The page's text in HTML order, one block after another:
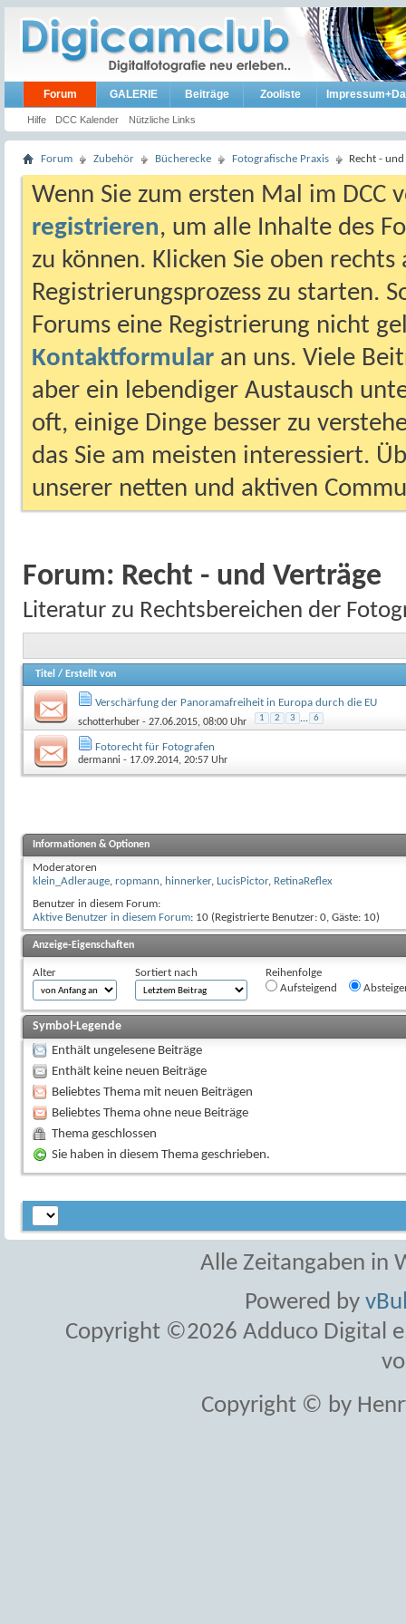
Forum
Hilfe DCC Kalender Nützliche Links
GALERIE Beiträge Zooliste
Forum Zubehör Bücherecke Fotografische Praxis Recht -
Wenn Sie zum ersten Mal im DCC
registrieren, um alle Inhalte des
zu können. Klicken Sie oben
Registrierungsprozess zu starten.
Forums eine Registrierung nicht
Kontaktformular an uns. Viele
aber ein lebendiger Austausch
oft, einige Dinge besser zu
das Sie am meisten interessiert.
unserer netten und aktiven
Forum: Recht - und Verträge
Literatur zu Rechtsbereichen der
Titel / Erstellt von
Verschärfung der Panoramafreiheit in Europa durch die EU
schotterhuber - 27.06.2015, 08:00 Uhr 1 2 3 ... 6
Fotorecht für Fotografen
dermanni - 17.09.2014, 20:57 Uhr
Informationen & Optionen
Moderatoren
klein_Adlerauge, ropmann, hinnerker, LucisPictor, RetinaReflex
Benutzer in diesem Forum:
Aktive Benutzer in diesem Forum: 10 (Registrierte Benutzer: 0, Gäste: 10)
Anzeige-Eigenschaften
Alter Sortiert nach
Reihenfolge
Aufsteigend
Symbol-Legende
Enthält ungelesene Beiträge
Enthält keine neuen Beiträge
Beliebtes Thema mit neuen Beiträgen
Beliebtes Thema ohne neue Beiträge
Thema geschlossen
Sie haben in diesem Thema geschrieben.
Alle Zeitangaben in
Powered by
Copyright ©2026 Adduco Digital
Copyright © by